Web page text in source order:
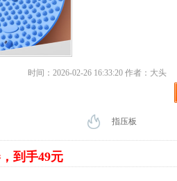
时间：2026-02-26 16:33:20 作者：大头
指压板
到手49元